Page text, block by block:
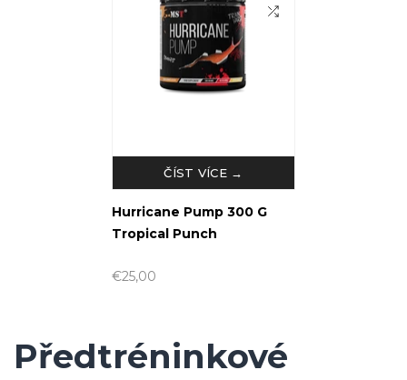
ČÍST VÍCE →
Hurricane Pump 300 G
Tropical Punch
€25,00
Předtréninkové